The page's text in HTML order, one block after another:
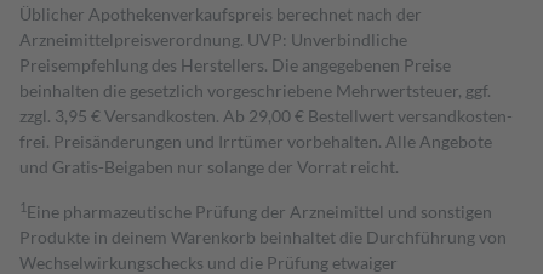
Üblicher Apothekenverkaufspreis berechnet nach der
Arzneimittelpreisverordnung. UVP: Unverbindliche
Preisempfehlung des Herstellers. Die angegebenen Preise
beinhalten die gesetzlich vorgeschriebene Mehrwertsteuer, ggf.
zzgl. 3,95 € Versandkosten. Ab 29,00 € Bestell­wert versand­kosten­
frei. Preisänderungen und Irrtümer vorbehalten. Alle Angebote
und Gratis-Beigaben nur solange der Vorrat reicht.
1 Eine pharmazeutische Prüfung der Arzneimittel und sonstigen
Produkte in deinem Warenkorb beinhaltet die Durchführung von
Wechselwirkungschecks und die Prüfung etwaiger